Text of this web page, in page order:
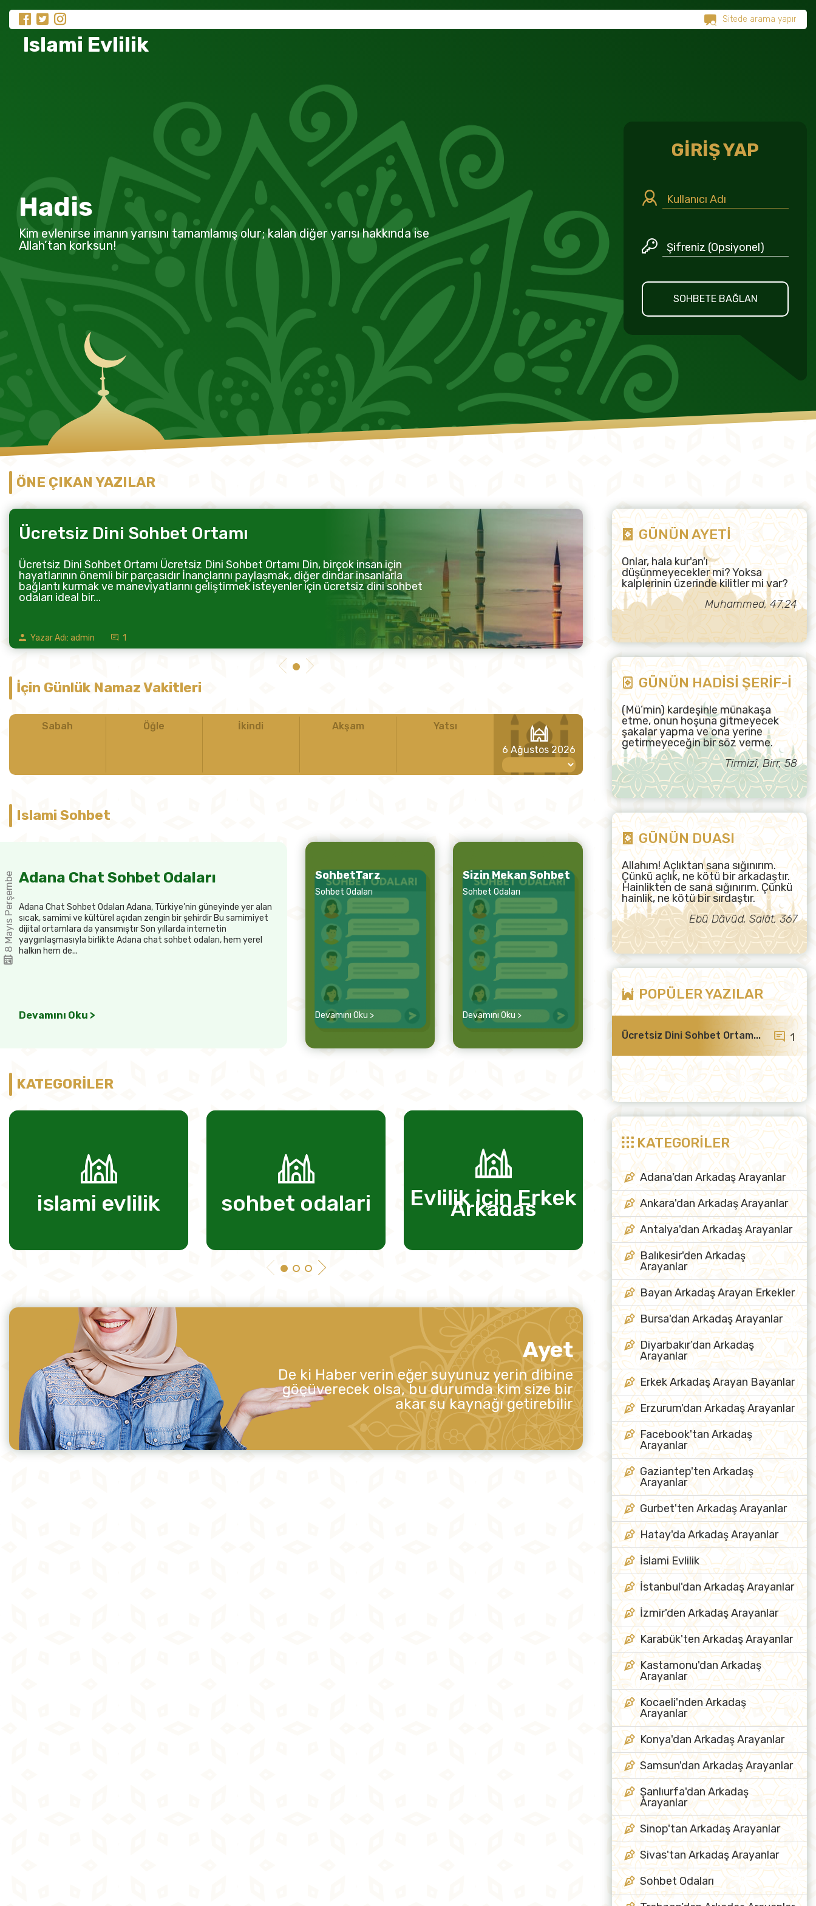
Islami Evlilik
Hadis
Kim evlenirse imanın yarısını tamamlamış olur; kalan diğer yarısı hakkında ise
Allah’tan korksun!
GİRİŞ YAP
SOHBETE BAĞLAN
ÖNE ÇIKAN YAZILAR
Ücretsiz Dini Sohbet Ortamı
Ücretsiz Dini Sohbet Ortamı Ücretsiz Dini Sohbet Ortamı Din, birçok insan için
hayatlarının önemli bir parçasıdır İnançlarını paylaşmak, diğer dindar insanlarla
bağlantı kurmak ve maneviyatlarını geliştirmek isteyenler için ücretsiz dini sohbet
odaları ideal bir...
Yazar Adı: admin 1
İçin Günlük Namaz Vakitleri
Sabah Öğle İkindi Akşam Yatsı
6 Ağustos 2026
Islami Sohbet
8 Mayıs Perşembe Adana Chat Sohbet Odaları
Adana Chat Sohbet Odaları Adana, Türkiye’nin güneyinde yer alan
sıcak, samimi ve kültürel açıdan zengin bir şehirdir Bu samimiyet
dijital ortamlara da yansımıştır Son yıllarda internetin
yaygınlaşmasıyla birlikte Adana chat sohbet odaları, hem yerel
halkın hem de...
Devamını Oku >
SohbetTarz
Sohbet Odaları
Devamını Oku >
Sizin Mekan Sohbet
Sohbet Odaları
Devamını Oku >
KATEGORİLER
islami evlilik sohbet odalari Evlilik için Erkek
Arkadas evlilik için kadın
arkadaş
Ayet
De ki Haber verin eğer suyunuz yerin dibine
göçüverecek olsa, bu durumda kim size bir
akar su kaynağı getirebilir
GÜNÜN AYETİ
Onlar, hala kur'an'ı
düşünmeyecekler mi? Yoksa
kalplerinin üzerinde kilitler mi var?
Muhammed, 47,24
GÜNÜN HADİSİ ŞERİF-İ
(Mü’min) kardeşinle münakaşa
etme, onun hoşuna gitmeyecek
şakalar yapma ve ona yerine
getirmeyeceğin bir söz verme.
Tirmizî, Birr, 58
GÜNÜN DUASI
Allahım! Açlıktan sana sığınırım.
Çünkü açlık, ne kötü bir arkadaştır.
Hainlikten de sana sığınırım. Çünkü
hainlik, ne kötü bir sırdaştır.
Ebû Dâvûd, Salât, 367
POPÜLER YAZILAR
Ücretsiz Dini Sohbet Ortam... 1
KATEGORİLER
Adana'dan Arkadaş Arayanlar
Ankara'dan Arkadaş Arayanlar
Antalya'dan Arkadaş Arayanlar
Balıkesir'den Arkadaş
Arayanlar
Bayan Arkadaş Arayan Erkekler
Bursa'dan Arkadaş Arayanlar
Diyarbakır’dan Arkadaş
Arayanlar
Erkek Arkadaş Arayan Bayanlar
Erzurum'dan Arkadaş Arayanlar
Facebook'tan Arkadaş
Arayanlar
Gaziantep'ten Arkadaş
Arayanlar
Gurbet'ten Arkadaş Arayanlar
Hatay'da Arkadaş Arayanlar
İslami Evlilik
İstanbul'dan Arkadaş Arayanlar
İzmir'den Arkadaş Arayanlar
Karabük'ten Arkadaş Arayanlar
Kastamonu'dan Arkadaş
Arayanlar
Kocaeli'nden Arkadaş
Arayanlar
Konya'dan Arkadaş Arayanlar
Samsun'dan Arkadaş Arayanlar
Şanlıurfa'dan Arkadaş
Arayanlar
Sinop'tan Arkadaş Arayanlar
Sivas'tan Arkadaş Arayanlar
Sohbet Odaları